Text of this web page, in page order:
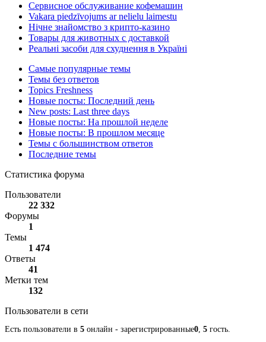
Сервисное обслуживание кофемашин
Vakara piedzīvojums ar nelielu laimestu
Нічне знайомство з крипто-казино
Товары для животных с доставкой
Реальні засоби для схуднення в Україні
Самые популярные темы
Темы без ответов
Topics Freshness
Новые посты: Последний день
New posts: Last three days
Новые посты: На прошлой неделе
Новые посты: В прошлом месяце
Темы с большинством ответов
Последние темы
Статистика форума
Пользователи
22 332
Форумы
1
Темы
1 474
Ответы
41
Метки тем
132
Пользователи в сети
Есть пользователи в 5 онлайн - зарегистрированные0, 5 гость.